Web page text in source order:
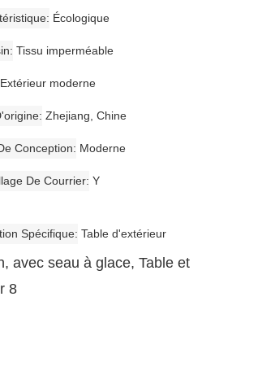
Écologique
Tissu imperméable
Extérieur moderne
Zhejiang, Chine
Conception Moderne
De Courrier Y
Spécifique Table d'extérieur